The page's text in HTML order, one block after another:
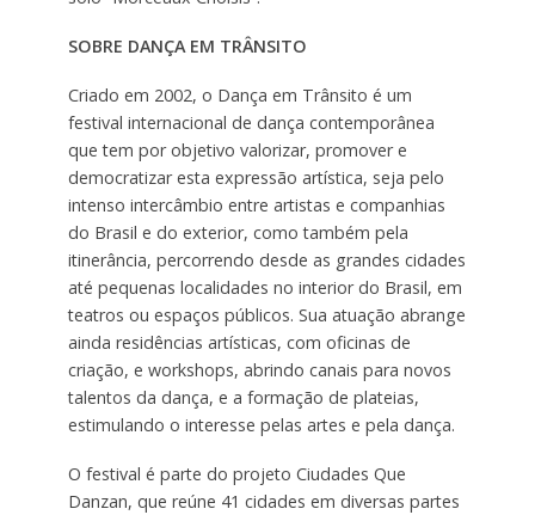
SOBRE DANÇA EM TRÂNSITO
Criado em 2002, o Dança em Trânsito é um
festival internacional de dança contemporânea
que tem por objetivo valorizar, promover e
democratizar esta expressão artística, seja pelo
intenso intercâmbio entre artistas e companhias
do Brasil e do exterior, como também pela
itinerância, percorrendo desde as grandes cidades
até pequenas localidades no interior do Brasil, em
teatros ou espaços públicos. Sua atuação abrange
ainda residências artísticas, com oficinas de
criação, e workshops, abrindo canais para novos
talentos da dança, e a formação de plateias,
estimulando o interesse pelas artes e pela dança.
O festival é parte do projeto Ciudades Que
Danzan, que reúne 41 cidades em diversas partes